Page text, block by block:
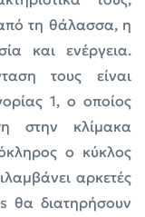
τη θάλασσα, η
και ενέργεια.
τους είναι
1, ο οποίος
στην κλίμακα
ο κύκλος
αρκετές
θα διατηρήσουν